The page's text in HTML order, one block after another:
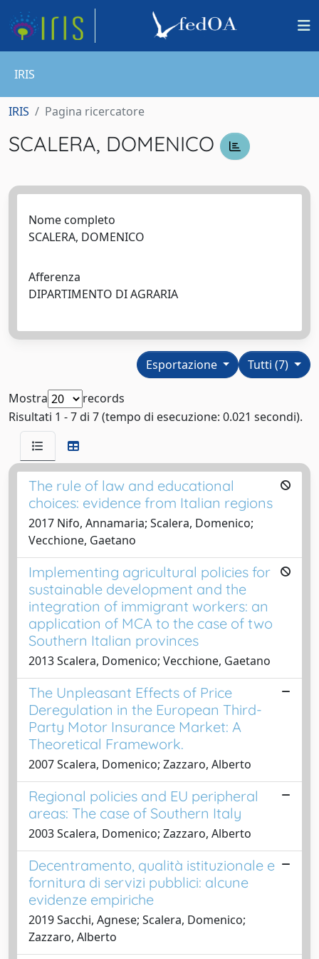
IRIS
IRIS Pagina ricercatore
SCALERA, DOMENICO
Nome completo
SCALERA, DOMENICO
Afferenza
DIPARTIMENTO DI AGRARIA
Tutti (7)
Esportazione
Mostra
records
Risultati 1 - 7 di 7 (tempo di esecuzione: 0.021 secondi).
The rule of law and educational
choices: evidence from Italian regions
2017 Nifo, Annamaria; Scalera, Domenico;
Vecchione, Gaetano
Implementing agricultural policies for
sustainable development and the
integration of immigrant workers: an
application of MCA to the case of two
Southern Italian provinces
2013 Scalera, Domenico; Vecchione, Gaetano
The Unpleasant Effects of Price
Deregulation in the European Third-
Party Motor Insurance Market: A
Theoretical Framework.
2007 Scalera, Domenico; Zazzaro, Alberto
Regional policies and EU peripheral
areas: The case of Southern Italy
2003 Scalera, Domenico; Zazzaro, Alberto
Decentramento, qualità istituzionale e
fornitura di servizi pubblici: alcune
evidenze empiriche
2019 Sacchi, Agnese; Scalera, Domenico;
Zazzaro, Alberto